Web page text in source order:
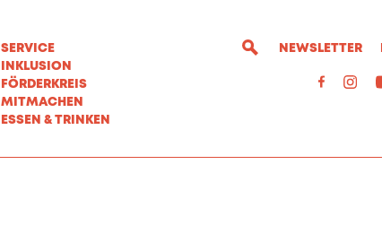
SERVICE
INKLUSION
FÖRDERKREIS
MITMACHEN
ESSEN & TRINKEN
NEWSLETTER